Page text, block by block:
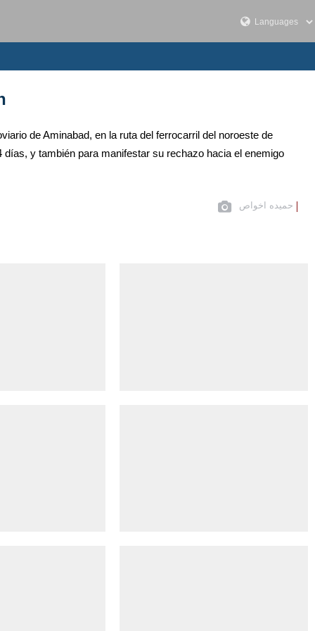
de Aminabad, en la ruta del ferrocarril del noroeste de
y también para manifestar su rechazo hacia el enemigo
حمیده اخواص